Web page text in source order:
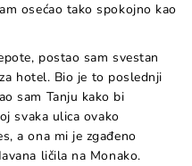
osećao tako spokojno kao
postao sam svestan
hotel. Bio je to poslednji
sam Tanju kako bi
svaka ulica ovako
a ona mi je zgađeno
ličila na Monako.